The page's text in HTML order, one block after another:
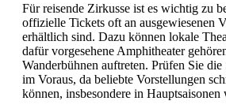
Für reisende Zirkusse ist es wichtig zu
offizielle Tickets oft an ausgewiesenen
erhältlich sind. Dazu können lokale
dafür vorgesehene Amphitheater
Wanderbühnen auftreten. Prüfen Sie
im Voraus, da beliebte Vorstellungen
können, insbesondere in